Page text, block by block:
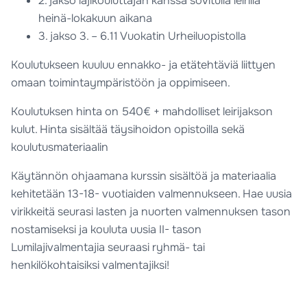
heinä-lokakuun aikana
3. jakso 3. – 6.11 Vuokatin Urheiluopistolla
Koulutukseen kuuluu ennakko- ja etätehtäviä liittyen
omaan toimintaympäristöön ja oppimiseen.
Koulutuksen hinta on 540€ + mahdolliset leirijakson
kulut. Hinta sisältää täysihoidon opistoilla sekä
koulutusmateriaalin
Käytännön ohjaamana kurssin sisältöä ja materiaalia
kehitetään 13-18- vuotiaiden valmennukseen. Hae uusia
virikkeitä seurasi lasten ja nuorten valmennuksen tason
nostamiseksi ja kouluta uusia II- tason
Lumilajivalmentajia seuraasi ryhmä- tai
henkilökohtaisiksi valmentajiksi!